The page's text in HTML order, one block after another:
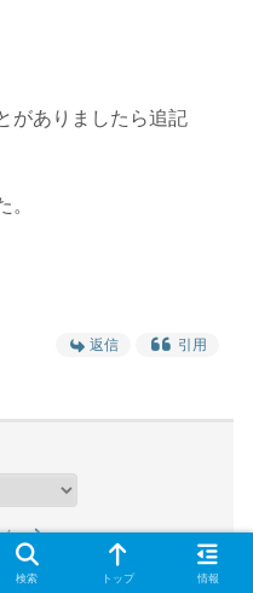
がありましたら追記
。
返信 引用
ク
検索 トップ 情報